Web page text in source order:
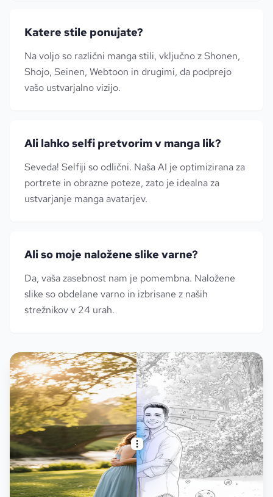
Katere stile ponujate?
Na voljo so različni manga stili, vključno z Shonen,
Shojo, Seinen, Webtoon in drugimi, da podprejo
vašo ustvarjalno vizijo.
Ali lahko selfi pretvorim v manga lik?
Seveda! Selfiji so odlični. Naša AI je optimizirana za
portrete in obrazne poteze, zato je idealna za
ustvarjanje manga avatarjev.
Ali so moje naložene slike varne?
Da, vaša zasebnost nam je pomembna. Naložene
slike so obdelane varno in izbrisane z naših
strežnikov v 24 urah.